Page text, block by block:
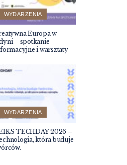
WYDARZENIA
Europa w
– spotkanie
i warsztaty
WYDARZENIA
TECHDAY 2026 –
która buduje